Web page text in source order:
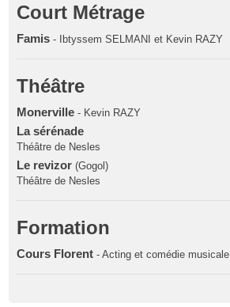
Court Métrage
Famis - Ibtyssem SELMANI et Kevin RAZY
Théâtre
Monerville - Kevin RAZY
La sérénade
Théâtre de Nesles
Le revizor (Gogol)
Théâtre de Nesles
Formation
Cours Florent - Acting et comédie musicale